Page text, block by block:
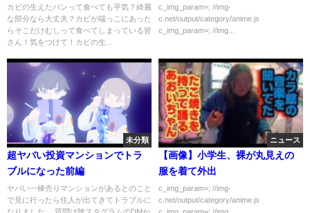
カビの生えたパンって食べても平気？綺麗
な部分なら大丈夫？カビが端っこにあった
らそこだけむしって食べてしまっている皆
さん！気をつけて！カビの生...
する？
c_img_param=; //img-
c.net/output/category/anime.js
c_img_param=; //img...
未分類
超ヤバい投資マンションでトラ
ブルになった前編
ヤバい一棟売りマンションがあるとのこと
で見に行ったら住人が出てきてトラブルに
ニュース
【画像】小学生、裸が丸見えの
服を着て外出
c_img_param=; //img-
c.net/output/category/anime.js